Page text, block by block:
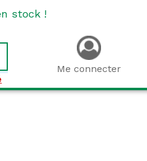
stock !
Me connecter